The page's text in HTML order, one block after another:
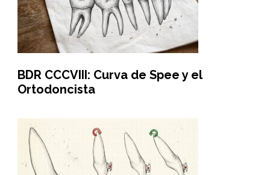
BDR CCCVIII: Curva de Spee y el
Ortodoncista